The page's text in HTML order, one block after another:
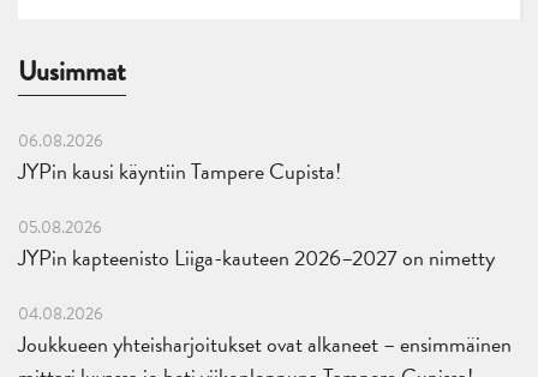
Uusimmat
06.08.2026
JYPin kausi käyntiin Tampere Cupista!
05.08.2026
JYPin kapteenisto Liiga-kauteen 2026–2027 on nimetty
04.08.2026
Joukkueen yhteisharjoitukset ovat alkaneet – ensimmäinen